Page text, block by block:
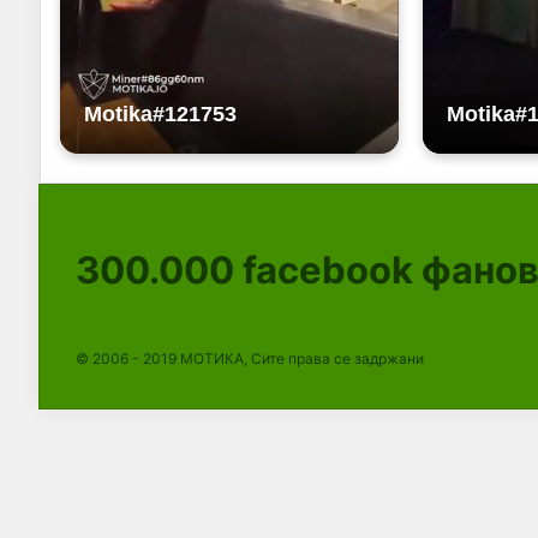
300.000 facebook
© 2006 - 2019 МОТИКА, Сите права се задржани